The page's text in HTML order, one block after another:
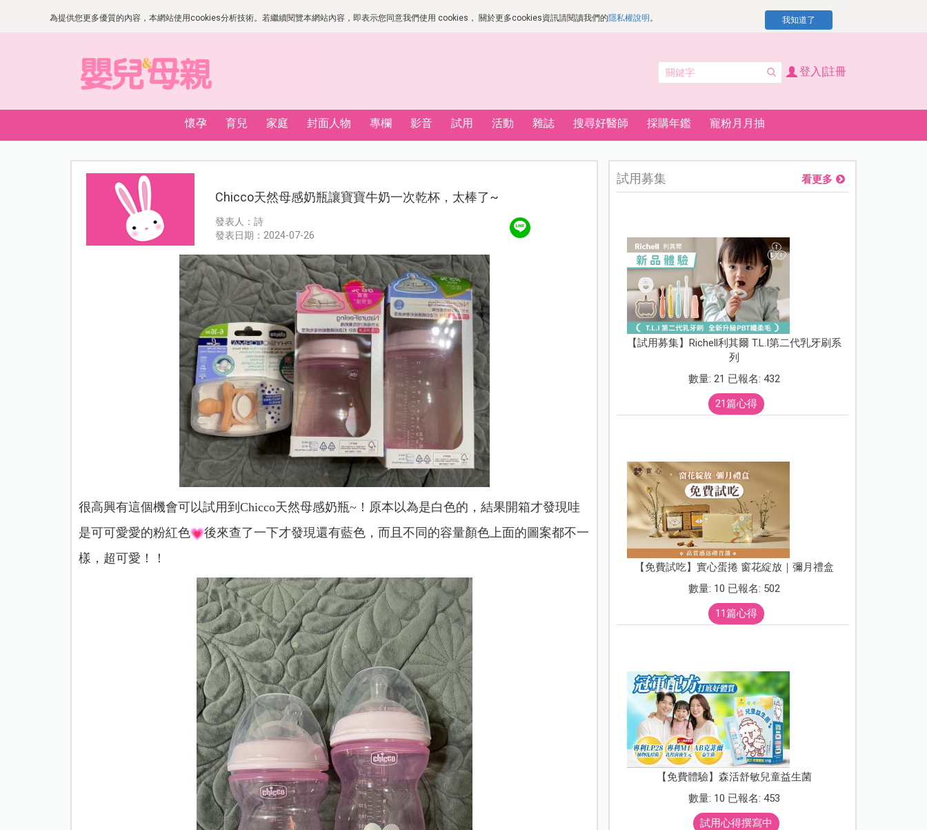
為提供您更多優質的內容，本網站使用cookies分析技術。若繼續閱覽本網站內容，即表示您同意我們使用 cookies， 關於更多cookies資訊請閱讀我們的隱私權說明 。 我知道了
登入|註冊
懷孕 育兒 家庭 封面人物 專欄 影音 試用 活動 雜誌 搜尋好醫師 採購年鑑 寵粉月月抽
Chicco天然母感奶瓶讓寶寶牛奶一次乾杯，太棒了~
發表人：詩
發表日期：2024-07-26
很高興有這個機會可以試用到 Chicco天然母感奶瓶~！原本以為是白色的，結果開箱才發現哇
是可可愛愛的粉紅色
後來查了一下才發現還有藍色，而且不同的容量顏色上面的圖案都不一
樣，超可愛！！
試用募集 看更多
【試用募集】Richell利其爾 T.L.I第二代乳牙刷系
列
數量: 21 已報名: 432
21篇心得
【免費試吃】實心蛋捲 窗花綻放｜彌月禮盒
數量: 10 已報名: 502
11篇心得
【免費體驗】森活舒敏兒童益生菌
數量: 10 已報名: 453
試用心得撰寫中